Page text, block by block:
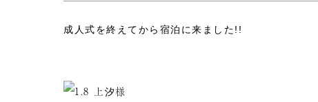
成人式を終えてから宿泊に来ました!!